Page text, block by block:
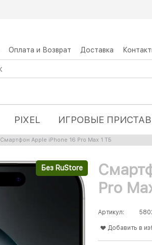
Оплата и Возврат Доставка
PIXEL ИГРОВЫЕ
Смартфон Apple iPhone 16 Pro Max 1 ТБ
Без RuStore
Pro
Артикул:
Добавить в